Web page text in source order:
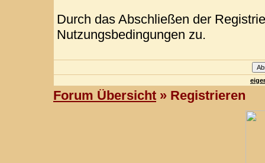
Durch das Abschließen der
Nutzungsbedingungen zu.
Forum Übersicht » Registrieren